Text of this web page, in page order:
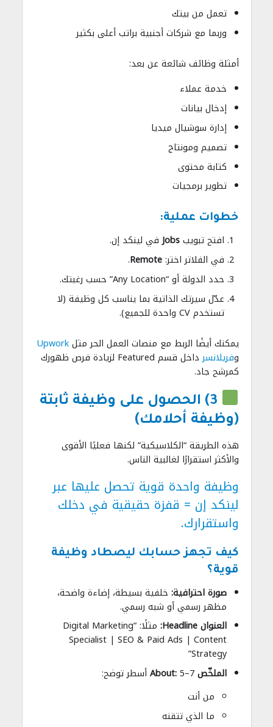
تعمل من بيتك
وربما مع شركات أجنبية براتب أعلى بكثير
أمثلة وظائف شائعة عن بعد:
خدمة عملاء
إدخال بيانات
إدارة سوشيال ميديا
تصميم ومونتاج
كتابة محتوى
تطوير برمجيات
خطوات عملية:
افتح تبويبJobsفي لينكد إن.
في الفلاتر اختر:Remote
.
حدد الدولة أو “Any Location” حسب رغبتك.
عدّل سيرتك الذاتية بما يناسب كل وظيفة (لا
تستخدم CV واحدة للجميع).
يمكنك أيضًا الربط مع منصات العمل الحر مثلUpwork
وفريلانسر
داخل قسم Featured لزيادة فرص ظهورك
كمرشح جاد.
3) الحصول على وظيفة ثابتة
(وظيفة أحلامك)
هذه الطريقة “الكلاسيكية” لكنها فعليًا الأقوى
والأكثر استقرارًا لغالبية الناس.
وظيفة واحدة قوية تحصل عليها عبر
لينكد إن = قفزة حقيقية في دخلك
واستقرارك.
كيف تجهز حسابك ليصطاد وظيفة
قوية؟
صورة احترافية: خلفية بسيطة، إضاءة واضحة،
مظهر رسمي أو شبه رسمي.
العنوان Headline:
مثلًا: “Digital Marketing
Specialist | SEO & Paid Ads | Content
Strategy”
الملخّص About:5–7 أسطر توضح:
من أنت
ما الذي تتقنه